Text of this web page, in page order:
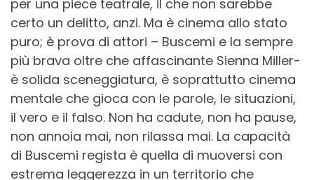
per una piece teatrale, il che non sarebbe
certo un delitto, anzi. Ma è cinema allo stato
puro; è prova di attori – Buscemi e la sempre
più brava oltre che affascinante Sienna Miller-
è solida sceneggiatura, è soprattutto cinema
mentale che gioca con le parole, le situazioni,
il vero e il falso. Non ha cadute, non ha pause,
non annoia mai, non rilassa mai. La capacità
di Buscemi regista è quella di muoversi con
estrema leggerezza in un territorio che